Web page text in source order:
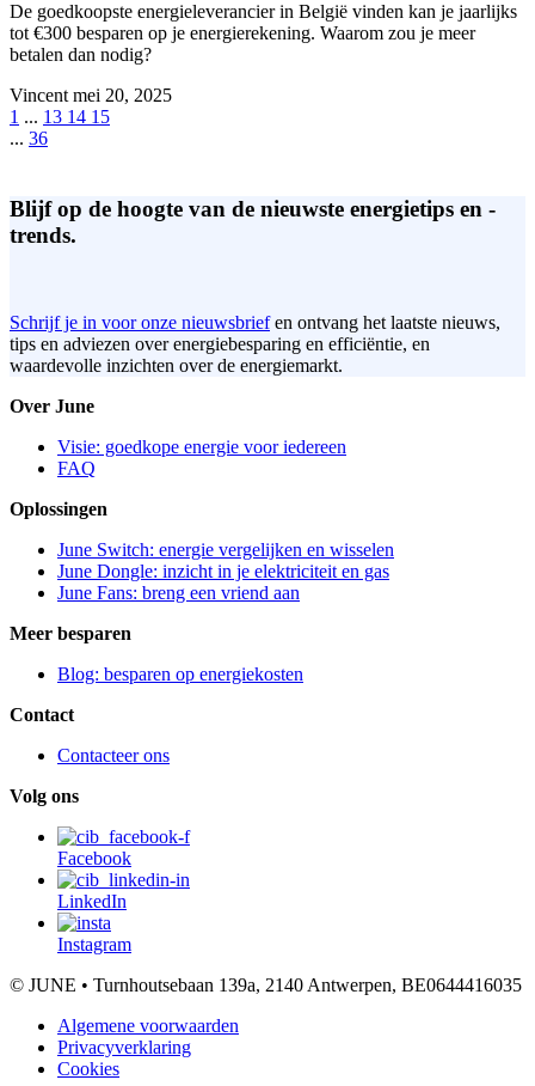
De goedkoopste energieleverancier in België vinden kan je jaarlijks
tot €300 besparen op je energierekening. Waarom zou je meer
betalen dan nodig?
Vincentmei 20, 2025
1 ... 13 14 15
... 36
Blijf op de hoogte van de nieuwste energietips en -
trends.
Schrijf je in voor onze nieuwsbriefen ontvang het laatste nieuws,
tips en adviezen over energiebesparing en efficiëntie, en
waardevolle inzichten over de energiemarkt.
Over June
Visie: goedkope energie voor iedereen
FAQ
Oplossingen
June Switch: energie vergelijken en wisselen
June Dongle: inzicht in je elektriciteit en gas
June Fans: breng een vriend aan
Meer besparen
Blog: besparen op energiekosten
Contact
Contacteer ons
Volg ons
Facebook
LinkedIn
Instagram
© JUNE • Turnhoutsebaan 139a, 2140 Antwerpen, BE0644416035
Algemene voorwaarden
Privacyverklaring
Cookies